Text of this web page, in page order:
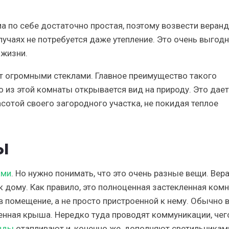
по себе достаточно простая, поэтому возвести
не потребуется даже утепление. Это очень
огромными стеклами. Главное преимущество такого
из этой комнаты открывается вид на природу. Это дает
своего загородного участка, не покидая теплое
. Но нужно понимать, что это очень разные вещи.
Как правило, это полноценная застекленная
помещение, а не просто пристроенной к нему. Обычно в
крыша. Нередко туда проводят коммуникации,